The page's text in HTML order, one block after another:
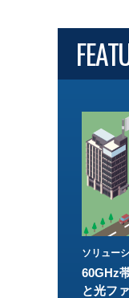
ソリュー
60GHz
と光フ